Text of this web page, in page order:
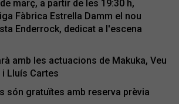
març, a partir de les 19:30 h,
Fàbrica Estrella Damm el nou
Enderrock, dedicat a l'escena
amb les actuacions de Makuka, Veu
Lluís Cartes
són gratuïtes amb reserva prèvia